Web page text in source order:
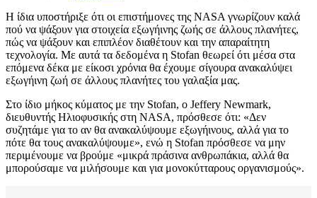
Η ίδια υποστήριξε ότι οι επιστήμονες της NASA γνωρίζουν καλά
πού να ψάξουν για στοιχεία εξωγήινης ζωής σε άλλους πλανήτες,
πώς να ψάξουν και επιπλέον διαθέτουν και την απαραίτητη
τεχνολογία. Με αυτά τα δεδομένα η Stofan θεωρεί ότι μέσα στα
επόμενα δέκα με είκοσι χρόνια θα έχουμε σίγουρα ανακαλύψει
εξωγήινη ζωή σε άλλους πλανήτες του γαλαξία μας.
Στο ίδιο μήκος κύματος με την Stofan, o Jeffery Newmark,
διευθυντής Ηλιοφυσικής στη NASA, πρόσθεσε ότι: «Δεν
συζητάμε για το αν θα ανακαλύψουμε εξωγήινους, αλλά για το
πότε θα τους ανακαλύψουμε», ενώ η Stofan πρόσθεσε να μην
περιμένουμε να βρούμε «μικρά πράσινα ανθρωπάκια, αλλά θα
μπορούσαμε να μιλήσουμε και για μονοκύτταρους οργανισμούς».